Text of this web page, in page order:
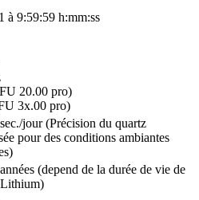
à 9:59:59 h:mm:ss
20.00 pro)
3x.00 pro)
jour (Précision du quartz
pour des conditions ambiantes
(depend de la durée de vie de